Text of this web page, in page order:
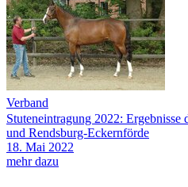
Verband
Stuteneintragung 2022:
und Rendsburg-Eckernförde
18. Mai 2022
mehr dazu